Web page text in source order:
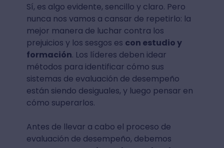
Sí, es algo evidente, sencillo y claro. Pero
nunca nos vamos a cansar de repetirlo: la
mejor manera de luchar contra los
prejuicios y los sesgos es con estudio y
formación. Los líderes deben idear
métodos para identificar cómo sus
sistemas de evaluación de desempeño
están siendo desiguales, y luego pensar en
cómo superarlos.
Antes de llevar a cabo el proceso de
evaluación de desempeño, debemos